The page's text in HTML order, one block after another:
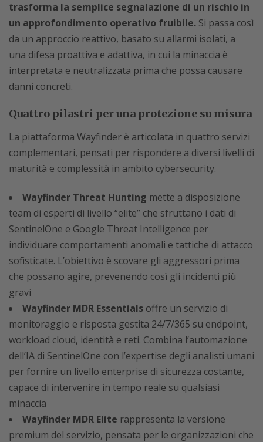
trasforma la semplice segnalazione di un rischio in
un approfondimento operativo fruibile. Si passa così
da un approccio reattivo, basato su allarmi isolati, a
una difesa proattiva e adattiva, in cui la minaccia è
interpretata e neutralizzata prima che possa causare
danni concreti.
Quattro pilastri per una protezione su misura
La piattaforma Wayfinder è articolata in quattro servizi
complementari, pensati per rispondere a diversi livelli di
maturità e complessità in ambito cybersecurity.
Wayfinder Threat Hunting mette a disposizione
team di esperti di livello “elite” che sfruttano i dati di
SentinelOne e Google Threat Intelligence per
individuare comportamenti anomali e tattiche di attacco
sofisticate. L’obiettivo è scovare gli aggressori prima
che possano agire, prevenendo così gli incidenti più
gravi
Wayfinder MDR Essentials offre un servizio di
monitoraggio e risposta gestita 24/7/365 su endpoint,
workload cloud, identità e reti. Combina l’automazione
dell’IA di SentinelOne con l’expertise degli analisti umani
per fornire un livello enterprise di sicurezza costante,
capace di intervenire in tempo reale su qualsiasi
minaccia
Wayfinder MDR Elite rappresenta la versione
premium del servizio, pensata per le organizzazioni che